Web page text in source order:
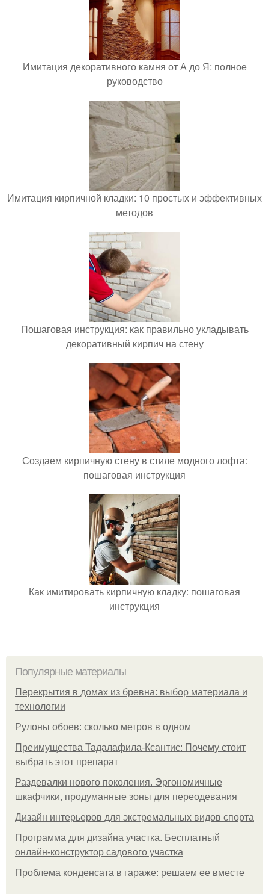
Имитация декоративного камня от А до Я: полное
руководство
Имитация кирпичной кладки: 10 простых и эффективных
методов
Пошаговая инструкция: как правильно укладывать
декоративный кирпич на стену
Создаем кирпичную стену в стиле модного лофта:
пошаговая инструкция
Как имитировать кирпичную кладку: пошаговая
инструкция
Популярные материалы
Перекрытия в домах из бревна: выбор материала и
технологии
Рулоны обоев: сколько метров в одном
Преимущества Тадалафила-Ксантис: Почему стоит
выбрать этот препарат
Раздевалки нового поколения. Эргономичные
шкафчики, продуманные зоны для переодевания
Дизайн интерьеров для экстремальных видов спорта
Программа для дизайна участка. Бесплатный
онлайн-конструктор садового участка
Проблема конденсата в гараже: решаем ее вместе